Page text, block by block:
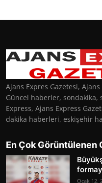
Ajans Expres Gazetesi,
Güncel haberler, sondakika,
Express, Ajans Express
dakika haberleri, eskişehir
En Çok Görüntülenen
Ocak 12,